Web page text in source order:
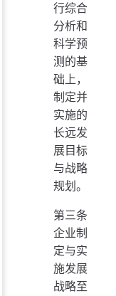
行综合
分析和
科学预
测的基
础上，
制定并
实施的
长远发
展目标
与战略
规划。
第三条
企业制
定与实
施发展
战略至